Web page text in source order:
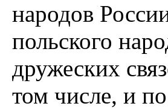
народов
польского
дружеских
том числе, и